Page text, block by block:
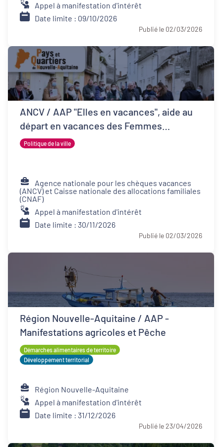
Appel à manifestation d'intérêt
Date limite : 09/10/2026
Publié le 02/03/2026
ANCV / AAP "Elles en vacances", aide au
départ en vacances des Femmes
Victimes de Violences et de leurs proches
Politique de la ville
Agence nationale pour les chèques vacances
(ANCV) et Caisse nationale des allocations familiales
(CNAF)
Appel à manifestation d'intérêt
Date limite : 30/11/2026
Publié le 02/03/2026
Région Nouvelle-Aquitaine / AAP -
Manifestations agricoles et Pêche
Démarches alimentaires de territoire
Développement territorial
Région Nouvelle-Aquitaine
Appel à manifestation d'intérêt
Date limite : 31/12/2026
Publié le 23/04/2026